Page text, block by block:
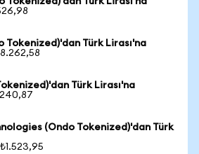
Tokenized)'dan Türk Lirası'na
Türk Lirası'na
(Ondo Tokenized)'dan Türk